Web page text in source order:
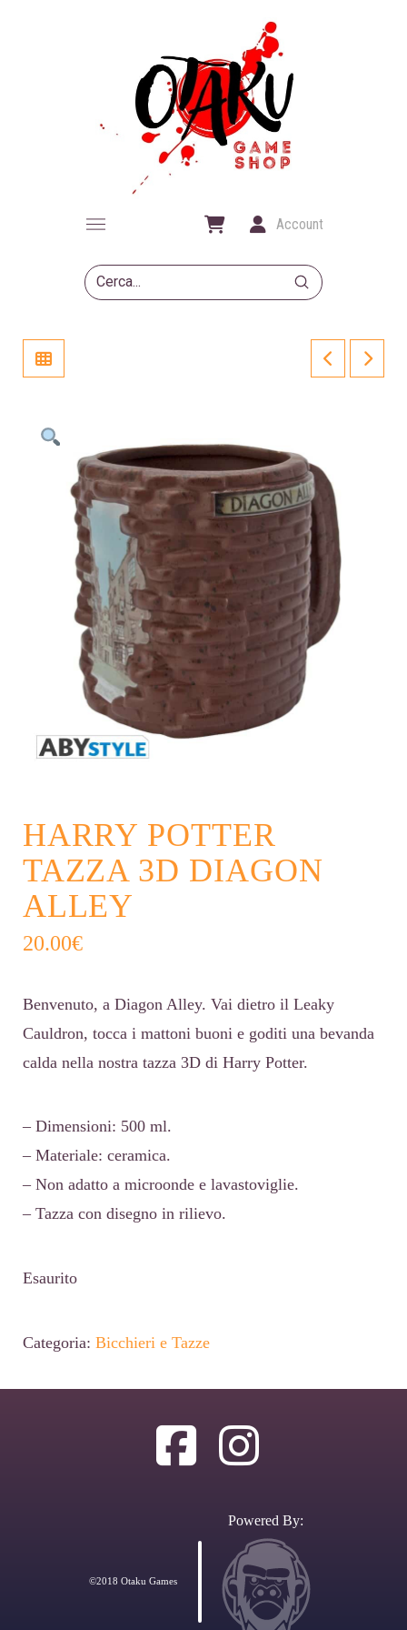
Account
Search
Submit
HARRY POTTER
TAZZA 3D DIAGON
ALLEY
20.00€
Benvenuto, a Diagon Alley. Vai dietro il Leaky
Cauldron, tocca i mattoni buoni e goditi una bevanda
calda nella nostra tazza 3D di Harry Potter.
– Dimensioni: 500 ml.
– Materiale: ceramica.
– Non adatto a microonde e lavastoviglie.
– Tazza con disegno in rilievo.
Esaurito
Categoria: Bicchieri e Tazze
©2018 Otaku Games
Powered By: